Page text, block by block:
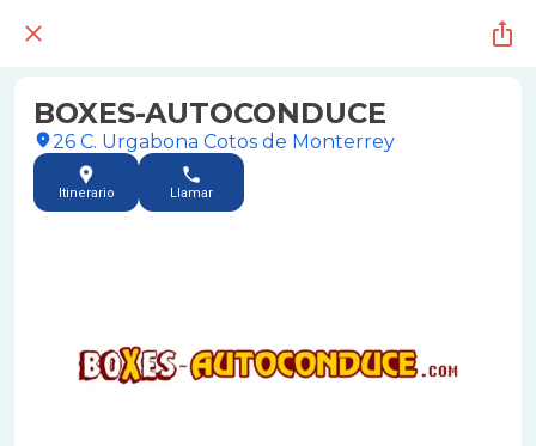
BOXES-AUTOCONDUCE
26 C. Urgabona Cotos de Monterrey
Itinerario Llamar